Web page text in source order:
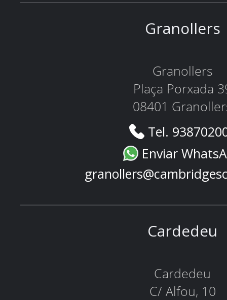
Granollers
Granollers
Plaça Porxada
08401
Tel.
Enviar
Cardedeu
Cardedeu
C/ Alfou, 10